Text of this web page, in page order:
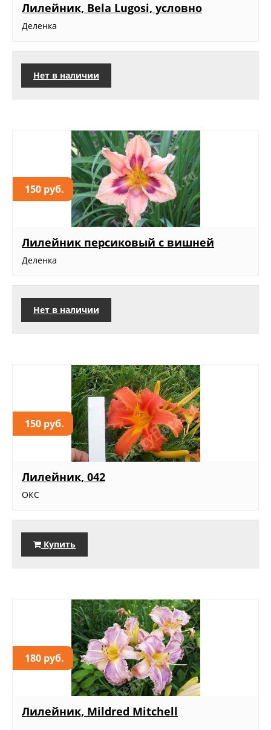
Лилейник, Bela Lugosi, условно
Деленка
Нет в наличии
150 руб.
Лилейник персиковый с вишней
Деленка
Нет в наличии
150 руб.
Лилейник, 042
ОКС
Купить
180 руб.
Лилейник, Mildred Mitchell